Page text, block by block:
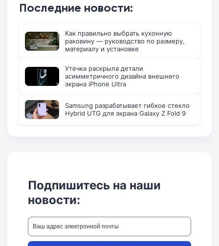
Последние новости:
Как правильно выбрать кухонную
раковину — руководство по размеру,
материалу и установке
Утечка раскрыла детали
асимметричного дизайна внешнего
экрана iPhone Ultra
Samsung разрабатывает гибкое стекло
Hybrid UTG для экрана Galaxy Z Fold 9
Подпишитесь на наши
новости: